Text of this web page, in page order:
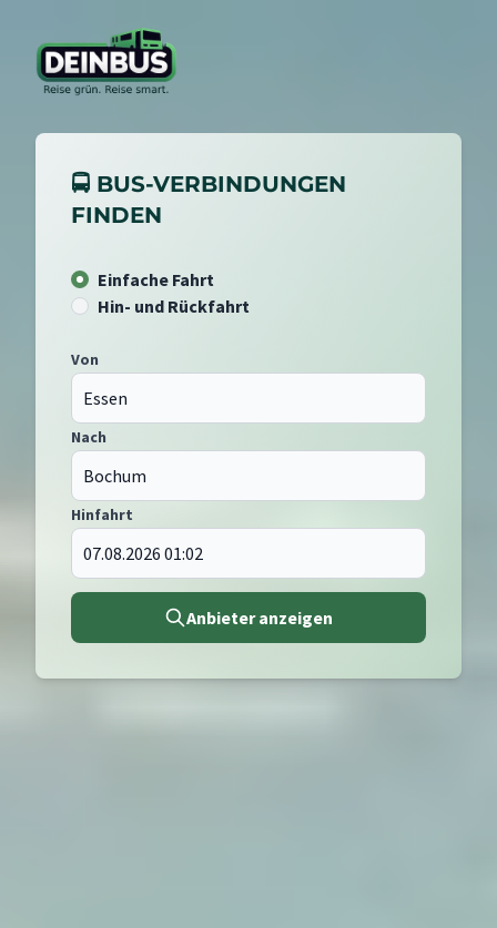
🚍 BUS-VERBINDUNGEN
FINDEN
Einfache Fahrt
Hin- und Rückfahrt
Von
Nach
Hinfahrt
Anbieter anzeigen